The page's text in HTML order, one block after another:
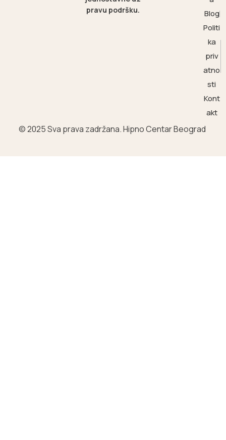
pravu podršku.
Blog
Politi
ka
priv
atno
sti
Kont
akt
© 2025 Sva prava zadržana. Hipno Centar Beograd